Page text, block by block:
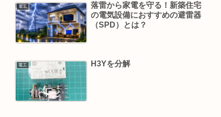
電工
落雷から家電を守る！新築住宅
の電気設備におすすめの避雷器
（SPD）とは？
電工 H3Yを分解